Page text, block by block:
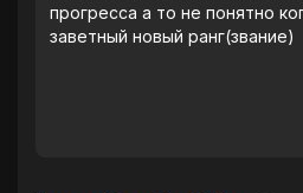
прогресса а то не понятно
заветный новый ранг(звание)